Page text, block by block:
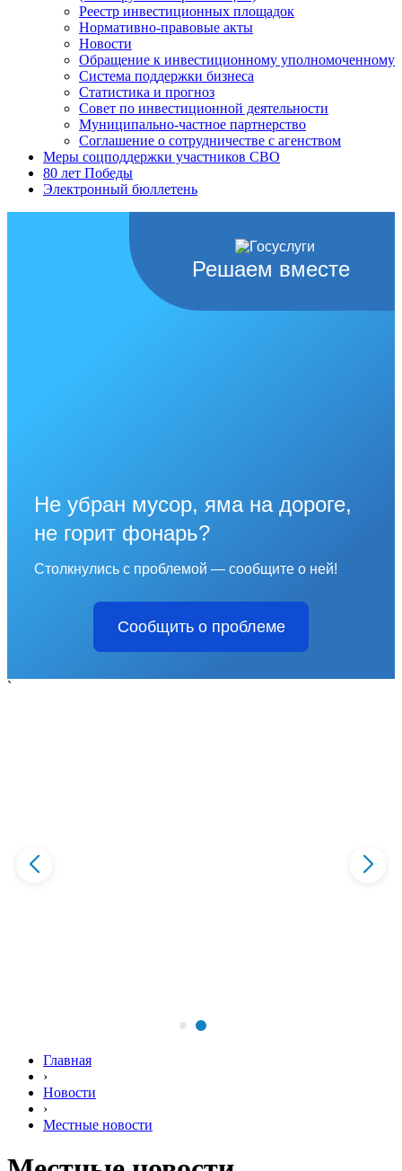
Реестр инвестиционных площадок
Нормативно-правовые акты
Новости
Обращение к инвестиционному уполномоченному
Система поддержки бизнеса
Статистика и прогноз
Совет по инвестиционной деятельности
Муниципально-частное партнерство
Соглашение о сотрудничестве с агенством
Меры соцподдержки участников СВО
80 лет Победы
Электронный бюллетень
Решаем вместе
Не убран мусор, яма на дороге,
не горит фонарь?
Столкнулись с проблемой — сообщите о ней!
Сообщить о проблеме
`
Главная
›
Новости
›
Местные новости